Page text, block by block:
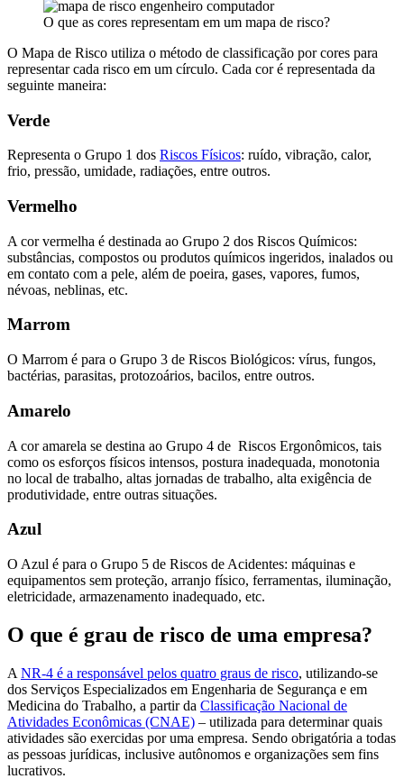
O que as cores representam em um mapa de risco?
O Mapa de Risco utiliza o método de classificação por cores para
representar cada risco em um círculo. Cada cor é representada da
seguinte maneira:
Verde
Representa o Grupo 1 dos Riscos Físicos: ruído, vibração, calor,
frio, pressão, umidade, radiações, entre outros.
Vermelho
A cor vermelha é destinada ao Grupo 2 dos Riscos Químicos:
substâncias, compostos ou produtos químicos ingeridos, inalados ou
em contato com a pele, além de poeira, gases, vapores, fumos,
névoas, neblinas, etc.
Marrom
O Marrom é para o Grupo 3 de Riscos Biológicos: vírus, fungos,
bactérias, parasitas, protozoários, bacilos, entre outros.
Amarelo
A cor amarela se destina ao Grupo 4 de Riscos Ergonômicos, tais
como os esforços físicos intensos, postura inadequada, monotonia
no local de trabalho, altas jornadas de trabalho, alta exigência de
produtividade, entre outras situações.
Azul
O Azul é para o Grupo 5 de Riscos de Acidentes: máquinas e
equipamentos sem proteção, arranjo físico, ferramentas, iluminação,
eletricidade, armazenamento inadequado, etc.
O que é grau de risco de uma empresa?
A NR-4 é a responsável pelos quatro graus de risco, utilizando-se
dos Serviços Especializados em Engenharia de Segurança e em
Medicina do Trabalho, a partir da Classificação Nacional de
Atividades Econômicas (CNAE) – utilizada para determinar quais
atividades são exercidas por uma empresa. Sendo obrigatória a todas
as pessoas jurídicas, inclusive autônomos e organizações sem fins
lucrativos.